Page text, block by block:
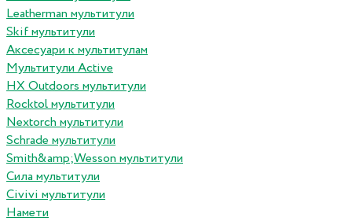
Leatherman мультитули
Skif мультитули
Аксесуари к мультитулам
Мультитули Active
HX Outdoors мультитули
Rocktol мультитули
Nextorch мультитули
Schrade мультитули
Smith&amp;Wesson мультитули
Сила мультитули
Civivi мультитули
Намети